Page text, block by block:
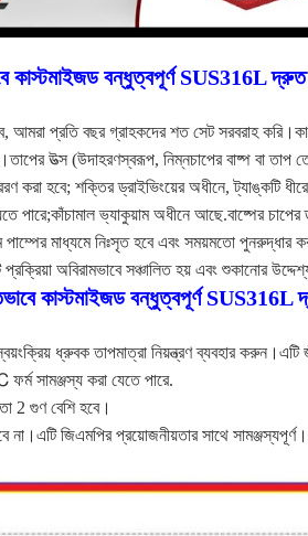
কাস্টমাইজড বন্ধুত্বপূর্ণ SUS316L দ্রুত
আমরা প্রতি বছর গ্রাহকদের শত সেট সরবরাহ
উত্স (উদাহরণস্বরূপ, নিম্নচাপের বাষ্প বা তাপ
করা হবে; শক্তির ড্রাইভিংয়ের অধীনে, ট্যাঙ্কটি
পারে;কাঁচামাল ভ্যাকুয়াম অধীনে আছে.বাষ্পের
মাধ্যমে নিঃসৃত হবে এবং সময়মতো পুনরুদ্ধার
অবিরামভাবে সঞ্চালিত হয় এবং শুকানোর
কাস্টমাইজড বন্ধুত্বপূর্ণ SUS316L
ধ্রুবক তাপমাত্রা নিয়ন্ত্রণ ব্যবহার করুন।এটি
সামঞ্জস্য করা যেতে পারে.
2 গুণ বেশি হবে।
না।এটি জিএমপির প্রয়োজনীয়তার সাথে